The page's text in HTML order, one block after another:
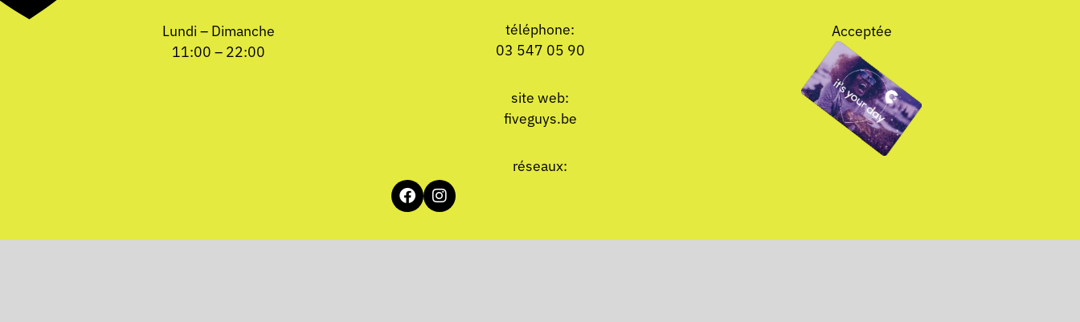
Lundi – Dimanche
11:00 – 22:00
téléphone:
03 547 05 90
site web:
fiveguys.be
réseaux:
Acceptée